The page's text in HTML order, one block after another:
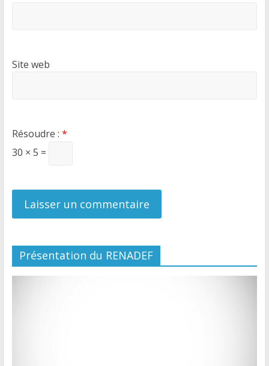
Site web
Résoudre : *
30 × 5 =
Présentation du RENADEF